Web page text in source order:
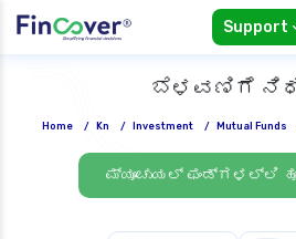
Support
ಬೆಳವಣಿಗೆ
Home / Kn / Investment / Mutual Funds
ಮ್ಯೂಚುಯಲ್ ಫಂಡ್‌ಗಳಲ್ಲಿ